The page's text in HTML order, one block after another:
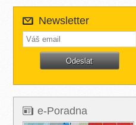
Newsletter
e-Poradna